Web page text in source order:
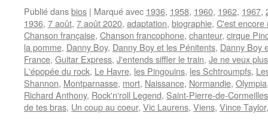
Publié dansbios | Marqué avec 1936, 1958, 1960, 1962, 1967,
1936, 7 août, 7 août 2020, adaptation, biographie, C'est encore
Chanson française, Chanson francophone, chanteur, cirque
la pomme, Danny Boy, Danny Boy et les Pénitents, Danny Boy
France, Guitar Express, J'entends siffler le train, Je ne veux
L'épopée du rock, Le Havre, les Pingouins, les Schtroumpfs,
Shannon, Montparnasse, mort, Naissance, Normandie, Olympia
Richard Anthony, Rock'n'roll Legend, Saint-Pierre-de-Cormeilles
de tes bras, Un coup au coeur, Vic Laurens, Viens, Vince Taylor